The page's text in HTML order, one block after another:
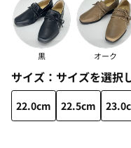
黒 オーク
サイズ： サイズを選択
22.0cm 22.5cm